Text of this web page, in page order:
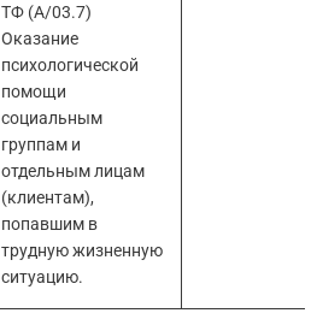
ТФ (А/03.7)
Оказание
психологической
помощи
социальным
группам и
отдельным лицам
(клиентам),
попавшим в
трудную жизненную
ситуацию.